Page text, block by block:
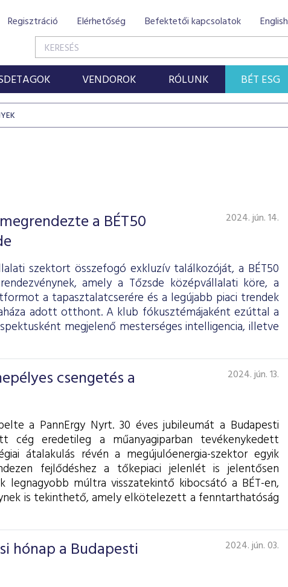
Regisztráció Elérhetőség Befektetői kapcsolatok English
VENDOROK RÓLUNK BÉT ESG
a BÉT50
2024. jún. 14.
szektort összefogó exkluzív találkozóját, a BÉT50
amely a Tőzsde középvállalati köre, a
a tapasztalatcserére és a legújabb piaci trendek
adott otthont. A klub fókusztémájaként ezúttal a
megjelenő mesterséges intelligencia, illetve
csengetés a
2024. jún. 13.
a PannErgy Nyrt. 30 éves jubileumát a Budapesti
cég eredetileg a műanyagiparban tevékenykedett
átalakulás révén a megújulóenergia-szektor egyik
fejlődéshez a tőkepiaci jelenlét is jelentősen
legnagyobb múltra visszatekintő kibocsátó a BÉT-en,
is tekinthető, amely elkötelezett a fenntarthatóság
hónap a Budapesti
2024. jún. 03.